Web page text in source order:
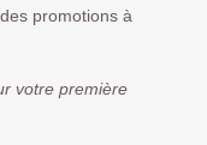
promotions à
votre première